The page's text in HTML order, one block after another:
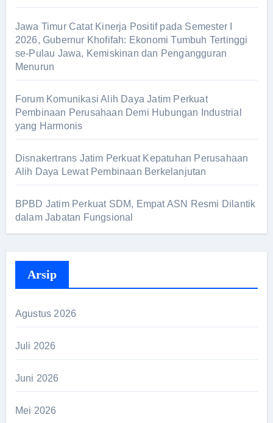
k
:Jawa Timur Catat Kinerja Positif pada Semester I
2026, Gubernur Khofifah: Ekonomi Tumbuh Tertinggi
se-Pulau Jawa, Kemiskinan dan Pengangguran
Menurun
Forum Komunikasi Alih Daya Jatim Perkuat
Pembinaan Perusahaan Demi Hubungan Industrial
yang Harmonis
Disnakertrans Jatim Perkuat Kepatuhan Perusahaan
Alih Daya Lewat Pembinaan Berkelanjutan
BPBD Jatim Perkuat SDM, Empat ASN Resmi Dilantik
dalam Jabatan Fungsional
Arsip
Agustus 2026
Juli 2026
Juni 2026
Mei 2026